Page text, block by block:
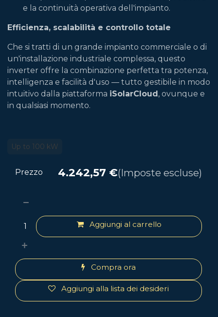
e la continuità operativa dell'impianto.
Efficienza, scalabilità e controllo totale
Che si tratti di un grande impianto commerciale o di
un'installazione industriale complessa, questo
inverter offre la combinazione perfetta tra potenza,
intelligenza e facilità d'uso — tutto gestibile in modo
intuitivo dalla piattaforma iSolarCloud, ovunque e
in qualsiasi momento.
Up to 100 kW
Aggiungi al carrello
Compra ora
Aggiungi alla lista dei desideri
Prezzo 4.242,57 €(Imposte escluse)